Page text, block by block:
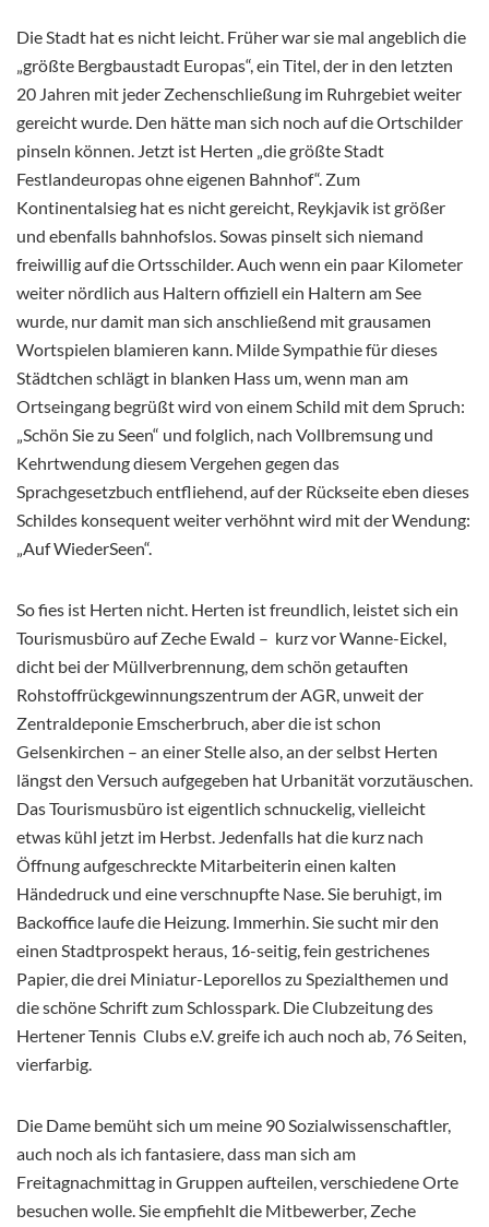
Die Stadt hat es nicht leicht. Früher war sie mal angeblich die
„größte Bergbaustadt Europas“, ein Titel, der in den letzten
20 Jahren mit jeder Zechenschließung im Ruhrgebiet weiter
gereicht wurde. Den hätte man sich noch auf die Ortschilder
pinseln können. Jetzt ist Herten „die größte Stadt
Festlandeuropas ohne eigenen Bahnhof“. Zum
Kontinentalsieg hat es nicht gereicht, Reykjavik ist größer
und ebenfalls bahnhofslos. Sowas pinselt sich niemand
freiwillig auf die Ortsschilder. Auch wenn ein paar Kilometer
weiter nördlich aus Haltern offiziell ein Haltern am See
wurde, nur damit man sich anschließend mit grausamen
Wortspielen blamieren kann. Milde Sympathie für dieses
Städtchen schlägt in blanken Hass um, wenn man am
Ortseingang begrüßt wird von einem Schild mit dem Spruch:
„Schön Sie zu Seen“ und folglich, nach Vollbremsung und
Kehrtwendung diesem Vergehen gegen das
Sprachgesetzbuch entfliehend, auf der Rückseite eben dieses
Schildes konsequent weiter verhöhnt wird mit der Wendung:
„Auf WiederSeen“.
So fies ist Herten nicht. Herten ist freundlich, leistet sich ein
Tourismusbüro auf Zeche Ewald – kurz vor Wanne-Eickel,
dicht bei der Müllverbrennung, dem schön getauften
Rohstoffrückgewinnungszentrum der AGR, unweit der
Zentraldeponie Emscherbruch, aber die ist schon
Gelsenkirchen – an einer Stelle also, an der selbst Herten
längst den Versuch aufgegeben hat Urbanität vorzutäuschen.
Das Tourismusbüro ist eigentlich schnuckelig, vielleicht
etwas kühl jetzt im Herbst. Jedenfalls hat die kurz nach
Öffnung aufgeschreckte Mitarbeiterin einen kalten
Händedruck und eine verschnupfte Nase. Sie beruhigt, im
Backoffice laufe die Heizung. Immerhin. Sie sucht mir den
einen Stadtprospekt heraus, 16-seitig, fein gestrichenes
Papier, die drei Miniatur-Leporellos zu Spezialthemen und
die schöne Schrift zum Schlosspark. Die Clubzeitung des
Hertener Tennis Clubs e.V. greife ich auch noch ab, 76 Seiten,
vierfarbig.
Die Dame bemüht sich um meine 90 Sozialwissenschaftler,
auch noch als ich fantasiere, dass man sich am
Freitagnachmittag in Gruppen aufteilen, verschiedene Orte
besuchen wolle. Sie empfiehlt die Mitbewerber, Zeche